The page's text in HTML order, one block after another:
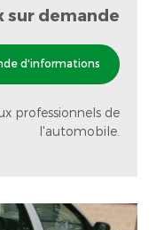
sur demande
d'informations
professionnels de
l'automobile.